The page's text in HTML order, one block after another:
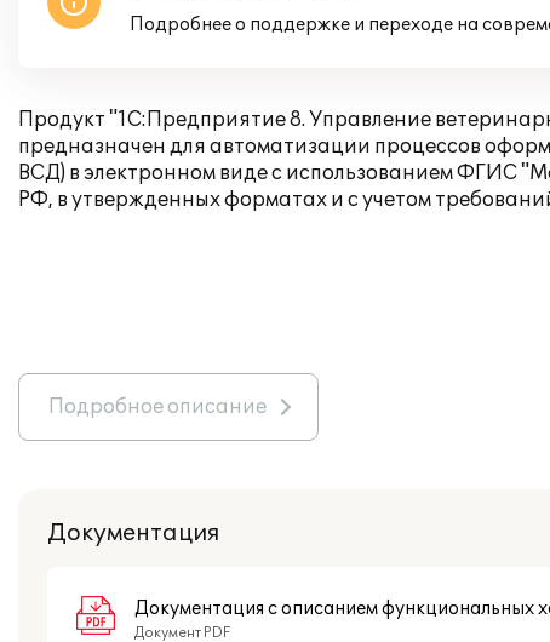
Подробнее о поддержке и переходе на
Продукт "1С:Предприятие 8. Управление
предназначен для автоматизации процессов
ВСД) в электронном виде с использованием ФГИС
РФ, в утвержденных форматах и с учетом
Подробное описание
Документация
Документация с описанием функциональных
Документ PDF